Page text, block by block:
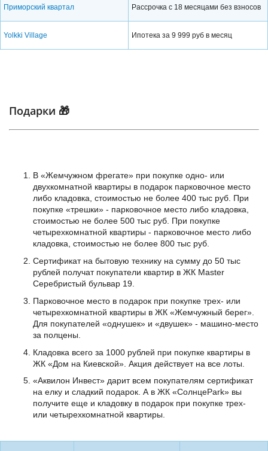
Приморский квартал Рассрочка с 18 месяцами без взносов
Yolkki Village Ипотека за 9 999 руб в месяц
Подарки 🎁
В «Жемчужном фрегате» при покупке одно- или
двухкомнатной квартиры в подарок парковочное место
либо кладовка, стоимостью не более 400 тыс руб. При
покупке «трешки» - парковочное место либо кладовка,
стоимостью не более 500 тыс руб. При покупке
четырехкомнатной квартиры - парковочное место либо
кладовка, стоимостью не более 800 тыс руб.
Сертификат на бытовую технику на сумму до 50 тыс
рублей получат покупатели квартир в ЖК Master
Серебристый бульвар 19.
Парковочное место в подарок при покупке трех- или
четырехкомнатной квартиры в ЖК «Жемчужный берег».
Для покупателей «однушек» и «двушек» - машино-место
за полцены.
Кладовка всего за 1000 рублей при покупке квартиры в
ЖК «Дом на Киевской». Акция действует на все лоты.
«Аквилон Инвест» дарит всем покупателям сертификат
на елку и сладкий подарок. А в ЖК «СолнцеPark» вы
получите еще и кладовку в подарок при покупке трех-
или четырехкомнатной квартиры.